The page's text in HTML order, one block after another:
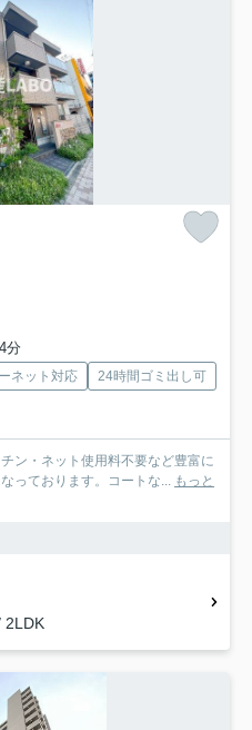
分
ネット対応
24時間ゴミ出し可
ン・ネット使用料不要など豊富に
っております。コートな... もっと
2LDK